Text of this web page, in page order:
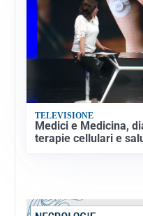
TELEVISIONE
Medici e Medicina,
terapie cellulari e